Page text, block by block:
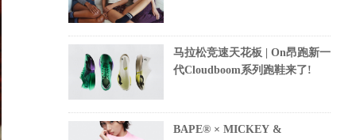
马拉松竞速天花板 | On昂跑新一
代Cloudboom系列跑鞋来了!
BAPE® × MICKEY &